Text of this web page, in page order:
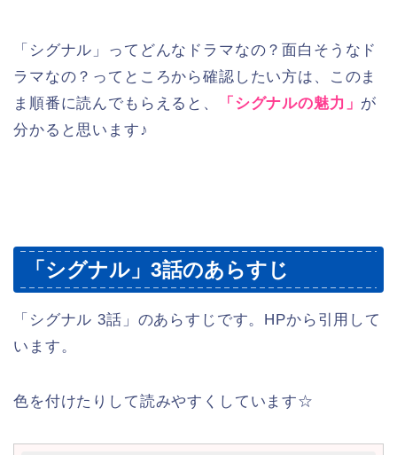
「シグナル」ってどんなドラマなの？面白そうなド
ラマなの？ってところから確認したい方は、このま
ま順番に読んでもらえると、
「シグナルの魅力」 が
分かると思います♪
「シグナル」3話のあらすじ
「シグナル 3話」のあらすじです。HPから引用して
います。
色を付けたりして読みやすくしています☆